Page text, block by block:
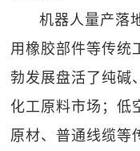
机器人量产落
用橡胶部件等传统
勃发展盘活了纯碱
化工原料市场；低
原材、普通线缆